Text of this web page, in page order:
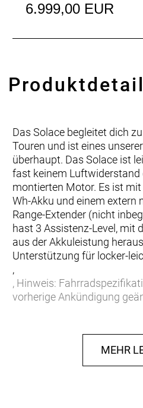
6.999,00 EUR
Das Solace begleitet dich
Touren und ist eines
überhaupt. Das Solace ist
fast keinem Luftwiderstand
montierten Motor. Es ist
Wh-Akku und einem extern
Range-Extender (nicht
hast 3 Assistenz-Level, mit
aus der Akkuleistung
Unterstützung für locker-
,
, Hinweis:
vorherige Ankündigung
geometry / Replaceable
Internal cable routing,
Gabel: Solace eRIDE HMX
MEHR